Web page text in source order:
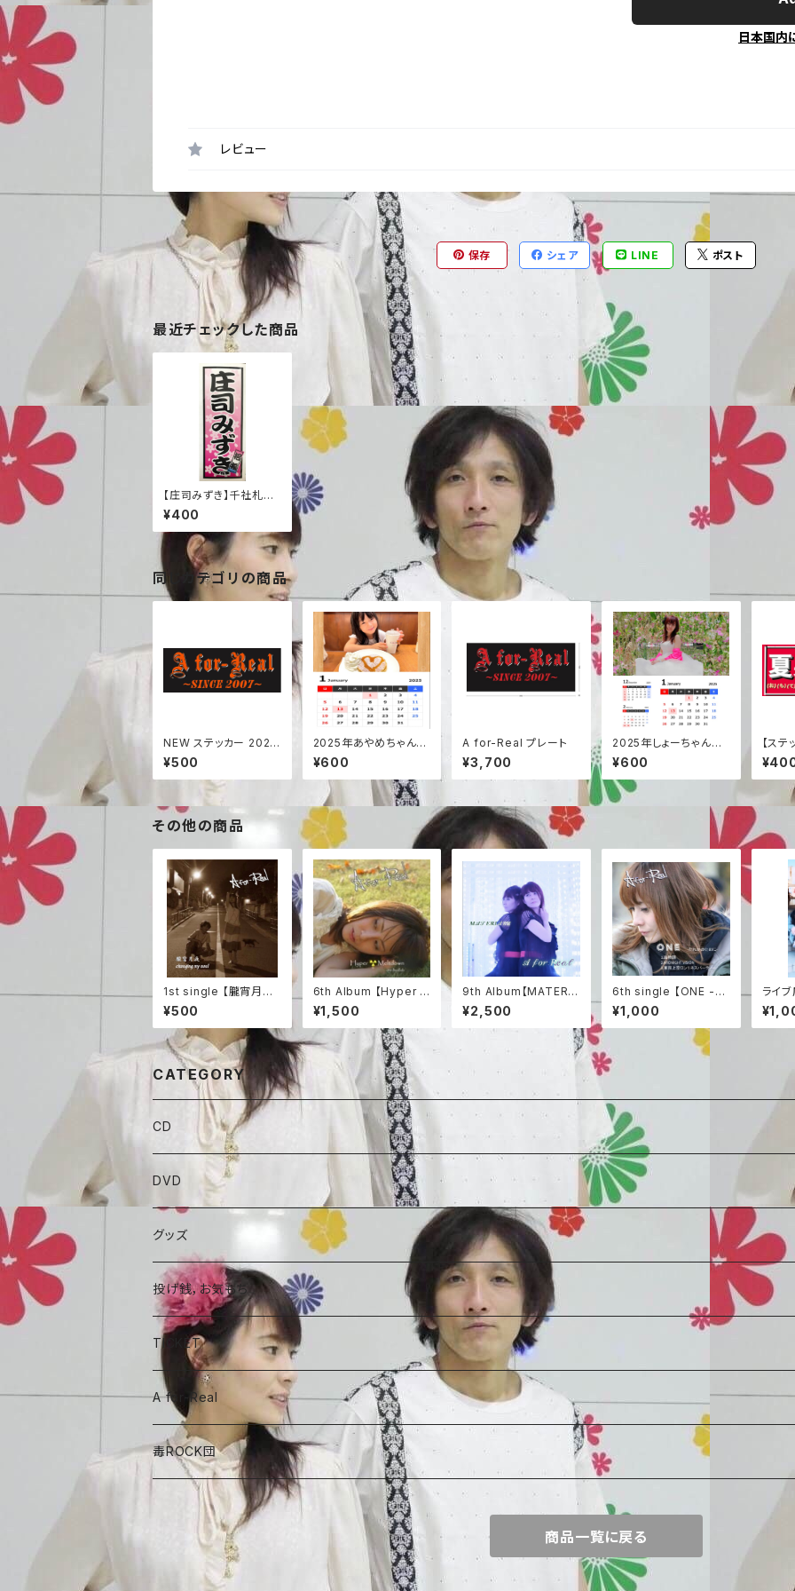
日本国内
レビュー
保存 シェア LINE ポスト
最近チェックした商品
【庄司みずき】千社札ス
テッカー(25.1.18newカ
ラー追加)
¥400
同じカテゴリの商品
NEW ステッカー 2025.
5.2〜
¥500
2025年あやめちゃん卓
上カレンダー
¥600
A for-Real プレート
¥3,700
2025年しょーちゃん卓
上カレンダー
¥600
【ス
その他の商品
1st single 【朧宵月夜
/ changing my soul】
¥500
6th Album 【Hyper M
eltdown -re:build-】
¥1,500
9th Album【MATERIA
RU】
¥2,500
6th single 【ONE -だ
れかのために-】
¥1,000
ライ
ん】
CATEGORY
CD
ALBAUM
A for-Real
毒ROCK団
SINGLE
コラボCD
A for-Real
毒ROCK団
DVD
グッズ
投げ銭，お気もち
あやめちゃんおやつ
頑張れ、しょーちゃん
しょーちゃん、おやつ
TICKET
A for-Real
毒ROCK団
商品一覧に戻る